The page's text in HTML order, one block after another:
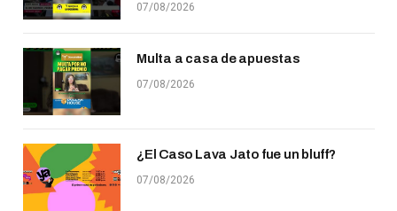
07/08/2026
Multa a casa de apuestas
07/08/2026
¿El Caso Lava Jato fue un bluff?
07/08/2026